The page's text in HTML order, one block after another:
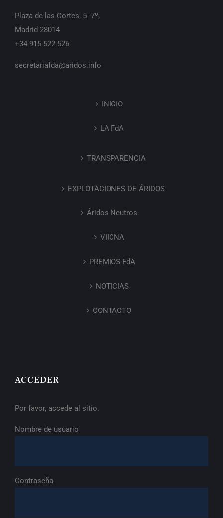
Plaza de las Cortes, 5 -7º,
Madrid 28014
+34 915 522 526
secretariafda@aridos.info
INICIO
LA FdA
TRANSPARENCIA
EXPLOTACIONES DE ÁRIDOS
Áridos Neutros
VIICNA
PREMIOS FdA
NOTICIAS
CONTACTO
ACCEDER
Por favor, accede al sitio.
Nombre de usuario
Contraseña